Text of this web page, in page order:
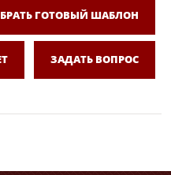
ГОТОВЫЙ ШАБЛОН
ЗАДАТЬ ВОПРОС